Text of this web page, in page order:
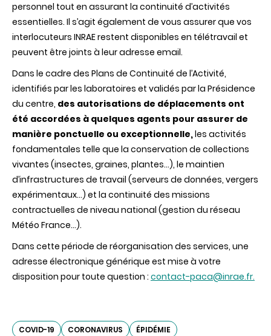
personnel tout en assurant la continuité d’activités
essentielles. Il s’agit également de vous assurer que vos
interlocuteurs INRAE restent disponibles en télétravail et
peuvent être joints à leur adresse email.
Dans le cadre des Plans de Continuité de l’Activité,
identifiés par les laboratoires et validés par la Présidence
du centre, des autorisations de déplacements ont
été accordées à quelques agents pour assurer de
manière ponctuelle ou exceptionnelle,les activités
fondamentales telle que la conservation de collections
vivantes (insectes, graines, plantes…), le maintien
d’infrastructures de travail (serveurs de données, vergers
expérimentaux…) et la continuité des missions
contractuelles de niveau national (gestion du réseau
Météo France…).
Dans cette période de réorganisation des services, une
adresse électronique générique est mise à votre
disposition pour toute question : contact-paca@inrae.fr.
COVID-19 CORONAVIRUS ÉPIDÉMIE